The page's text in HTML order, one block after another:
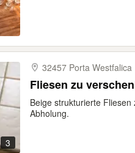
3
32457 Porta Westfalica
Fliesen zu
Beige strukturierte
Abholung.